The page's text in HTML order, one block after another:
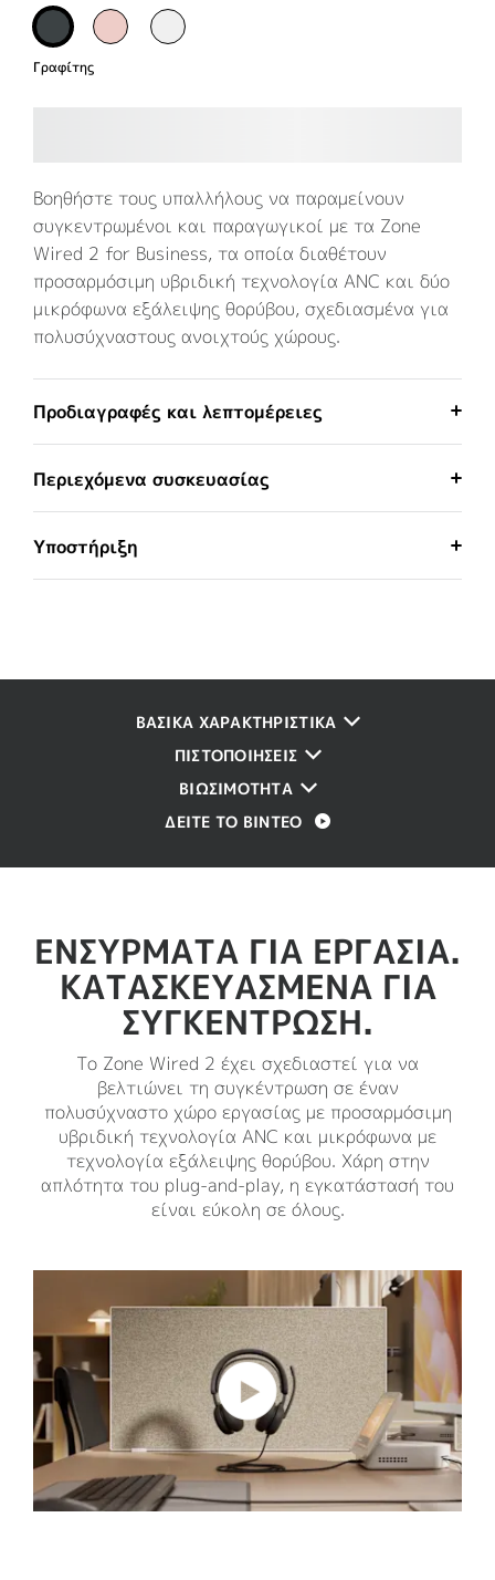
Γραφίτης
Βοηθήστε τους υπαλλήλους να παραμείνουν
συγκεντρωμένοι και παραγωγικοί με τα Zone
Wired 2 for Business, τα οποία διαθέτουν
προσαρμόσιμη υβριδική τεχνολογία ANC και δύο
μικρόφωνα εξάλειψης θορύβου, σχεδιασμένα για
πολυσύχναστους ανοιχτούς χώρους.
Προδιαγραφές και λεπτομέρειες
Περιεχόμενα συσκευασίας
Υποστήριξη
ΒΑΣΙΚΑ ΧΑΡΑΚΤΗΡΙΣΤΙΚΑ
ΠΙΣΤΟΠΟΙΉΣΕΙΣ
ΒΙΩΣΙΜΌΤΗΤΑ
ΔΕΊΤΕ ΤΟ ΒΊΝΤΕΟ
ΕΝΣΎΡΜΑΤΑ ΓΙΑ ΕΡΓΑΣΊΑ.
ΚΑΤΑΣΚΕΥΑΣΜΈΝΑ ΓΙΑ
ΣΥΓΚΈΝΤΡΩΣΗ.
Το Zone Wired 2 έχει σχεδιαστεί για να
βελτιώνει τη συγκέντρωση σε έναν
πολυσύχναστο χώρο εργασίας με προσαρμόσιμη
υβριδική τεχνολογία ANC και μικρόφωνα με
τεχνολογία εξάλειψης θορύβου. Χάρη στην
απλότητα του plug-and-play, η εγκατάστασή του
είναι εύκολη σε όλους.